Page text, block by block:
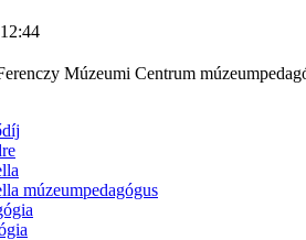
Múzeumi Centrum
múzeumpedagógus